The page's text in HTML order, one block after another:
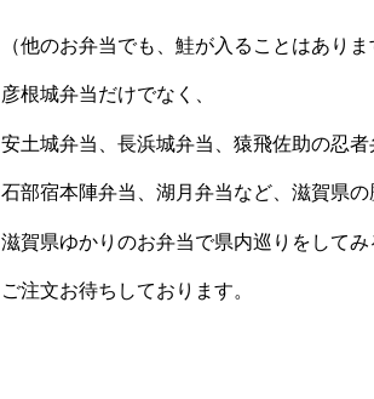
（他のお弁当でも、鮭が入ることはあり
彦根城弁当だけでなく、
安土城弁当、長浜城弁当、猿飛佐助の忍
石部宿本陣弁当、湖月弁当など、滋賀県
滋賀県ゆかりのお弁当で県内巡りをして
ご注文お待ちしております。